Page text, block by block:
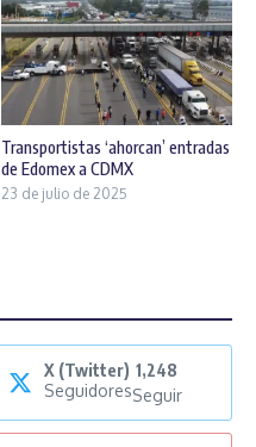
Transportistas ‘ahorcan’ entradas
de Edomex a CDMX
23 de julio de 2025
X (Twitter) 1,248
SeguidoresSeguir